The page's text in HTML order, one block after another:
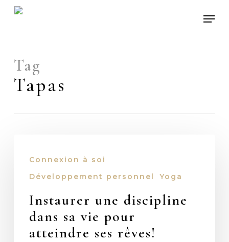
Skip
Tag
Tapas
dans
pour
atteindre
Connexion à soi
Développement personnel
Yoga
Instaurer une discipline
dans sa vie pour
atteindre ses rêves!